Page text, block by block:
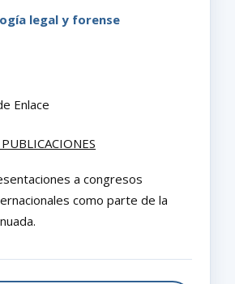
legal y forense
Enlace
a congresos
como parte de la